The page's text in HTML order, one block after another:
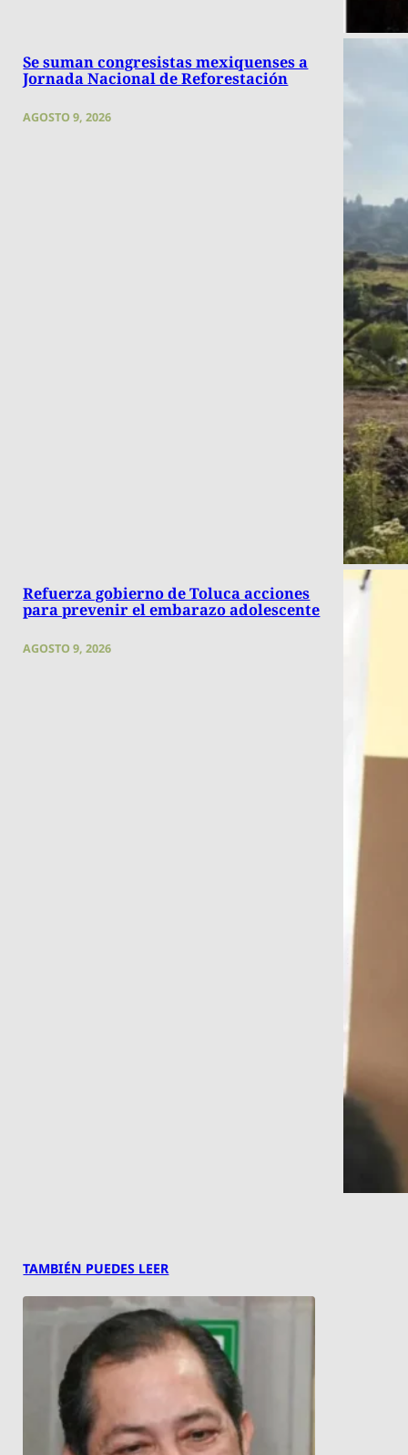
Se suman congresistas mexiquenses a
Jornada Nacional de Reforestación
AGOSTO 9, 2026
Refuerza gobierno de Toluca acciones
para prevenir el embarazo adolescente
AGOSTO 9, 2026
TAMBIÉN PUEDES LEER